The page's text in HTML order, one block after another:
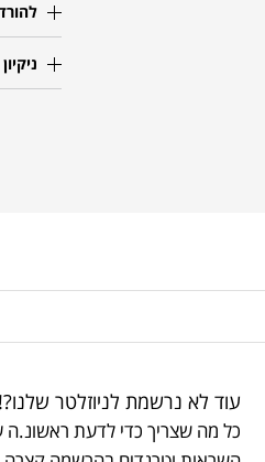
עוד לא נרשמת לניוזלטר שלנו?!
כל מה שצריך כדי לדעת ראשונ.ה